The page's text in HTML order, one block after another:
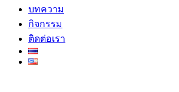
บทความ
กิจกรรม
ติดต่อเรา